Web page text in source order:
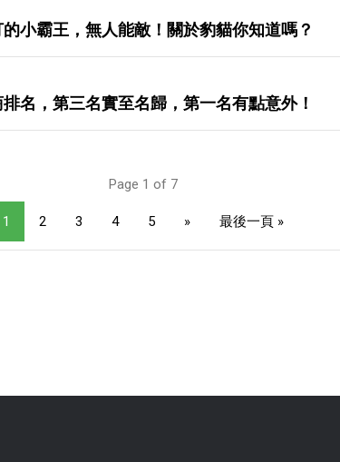
小霸王，無人能敵！關於豹貓你知道嗎？
名，第三名實至名歸，第一名有點意外！
Page 1 of 7
1 2 3 4 5 » 最後一頁 »